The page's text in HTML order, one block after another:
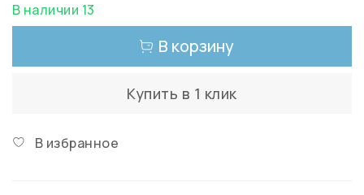
В наличии 13
В корзину
Купить в 1 клик
В избранное